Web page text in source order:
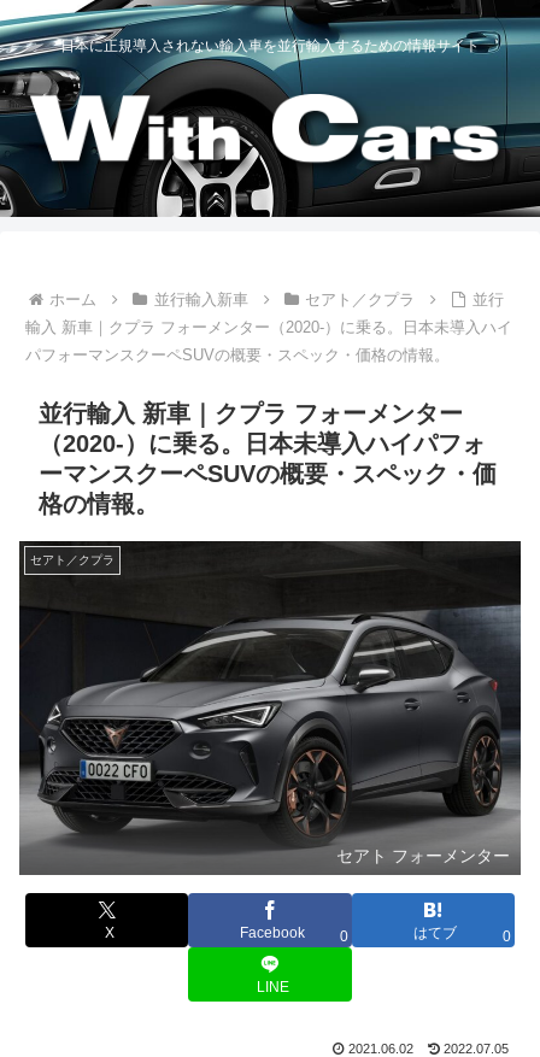
日本に正規導入されない輸入車を並行輸入するための情報サイト
ホーム 並行輸入新車 セアト／クプラ
並行
輸入 新車｜クプラ フォーメンター（2020-）に乗る。日本未導入ハイ
パフォーマンスクーペSUVの概要・スペック・価格の情報。
並行輸入 新車｜クプラ フォーメンター
（2020-）に乗る。日本未導入ハイパフォ
ーマンスクーペSUVの概要・スペック・価
格の情報。
セアト／クプラ
セアト フォーメンター
X Facebook 0 はてブ 0
LINE
2021.06.02 2022.07.05